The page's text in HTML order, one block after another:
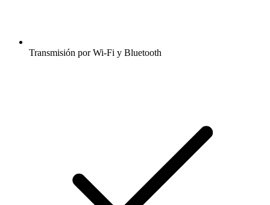
Transmisión por Wi-Fi y Bluetooth